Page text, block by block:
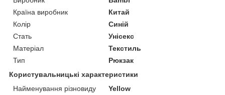
Країна виробник
Китай
Колір
Синій
Стать
Унісекс
Матеріал
Текстиль
Тип
Рюкзак
Користувальницькі характеристики
Найменування різновиду
Yellow